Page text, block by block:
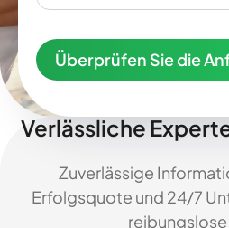
Überprüfen Sie die
Verlässliche
Zuverlässige
Erfolgsquote und 24/7
reibungslose